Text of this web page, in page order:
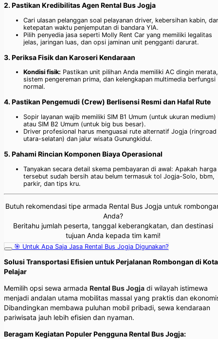
2. Pastikan Kredibilitas Agen Rental Bus Jogja
Cari ulasan pelanggan soal pelayanan driver, kebersihan kabin,
ketepatan waktu penjemputan di bandara YIA.
Pilih penyedia jasa seperti Molly Rent Car yang memiliki legalitas
jelas, jaringan luas, dan opsi jaminan unit pengganti darurat.
3. Periksa Fisik dan Karoseri Kendaraan
Kondisi fisik: Pastikan unit pilihan Anda memiliki AC dingin merata,
sistem pengereman prima, dan kelengkapan multimedia berfungsi
normal.
4. Pastikan Pengemudi (Crew) Berlisensi Resmi dan Hafal Rute
Sopir layanan wajib memiliki SIM B1 Umum (untuk ukuran medium)
atau SIM B2 Umum (untuk big bus besar).
Driver profesional harus menguasai rute alternatif Jogja (ringroad
utara-selatan) dan jalur wisata Gunungkidul.
5. Pahami Rincian Komponen Biaya Operasional
Tanyakan secara detail skema pembayaran di awal: Apakah harga
tersebut sudah bersih atau belum termasuk tol Jogja-Solo, bbm,
parkir, dan tips kru.
Butuh rekomendasi tipe armada Rental Bus Jogja untuk
Anda?
Beritahu jumlah peserta, tanggal keberangkatan, dan destinasi
tujuan Anda kepada tim kami!
🎯 Untuk Apa Saja Jasa Rental Bus Jogja Digunakan?
Solusi Transportasi Efisien untuk Perjalanan Rombongan di Kota
Pelajar
Memilih opsi sewa armada Rental Bus Jogja di wilayah istimewa
menjadi andalan utama mobilitas massal yang praktis dan
Dibandingkan membawa puluhan mobil pribadi, sewa kendaraan
pariwisata jauh lebih efisien dan nyaman.
Beragam Kegiatan Populer Pengguna Rental Bus Jogja: